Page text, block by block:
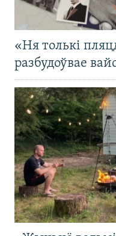
«Ня толькі
разбудоўвае